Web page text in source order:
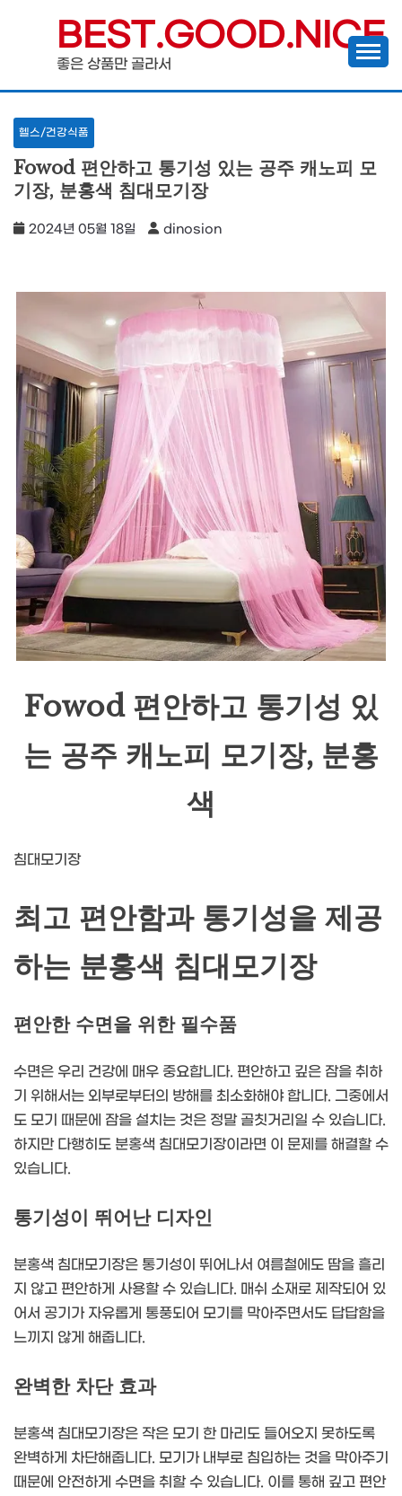
content
BEST.GOOD.NICE
좋은 상품만 골라서
헬스/건강식품
Fowod 편안하고 통기성 있는 공주 캐노피 모
기장, 분홍색 침대모기장
2024년 05월 18일 dinosion
Fowod 편안하고 통기성 있
는 공주 캐노피 모기장, 분홍
색
침대모기장
최고 편안함과 통기성을 제공
하는 분홍색 침대모기장
편안한 수면을 위한 필수품
수면은 우리 건강에 매우 중요합니다. 편안하고 깊은 잠을 취하
기 위해서는 외부로부터의 방해를 최소화해야 합니다. 그중에서
도 모기 때문에 잠을 설치는 것은 정말 골칫거리일 수 있습니다.
하지만 다행히도 분홍색 침대모기장이라면 이 문제를 해결할 수
있습니다.
통기성이 뛰어난 디자인
분홍색 침대모기장은 통기성이 뛰어나서 여름철에도 땀을 흘리
지 않고 편안하게 사용할 수 있습니다. 매쉬 소재로 제작되어 있
어서 공기가 자유롭게 통풍되어 모기를 막아주면서도 답답함을
느끼지 않게 해줍니다.
완벽한 차단 효과
분홍색 침대모기장은 작은 모기 한 마리도 들어오지 못하도록
완벽하게 차단해줍니다. 모기가 내부로 침입하는 것을 막아주기
때문에 안전하게 수면을 취할 수 있습니다. 이를 통해 깊고 편안